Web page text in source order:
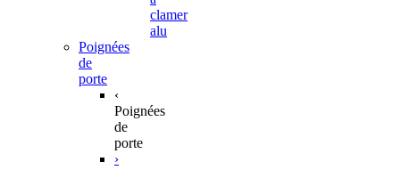
clamer
alu
Poignées
de
porte
‹
Poignées
de
porte
›